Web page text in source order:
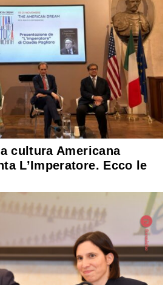
cultura Americana
L’Imperatore. Ecco le